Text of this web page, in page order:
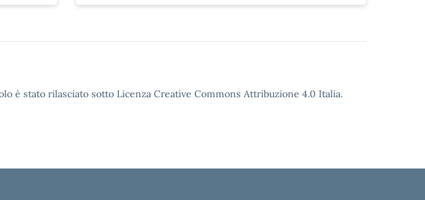
è stato rilasciato sotto Licenza Creative Commons Attribuzione 4.0 Italia.